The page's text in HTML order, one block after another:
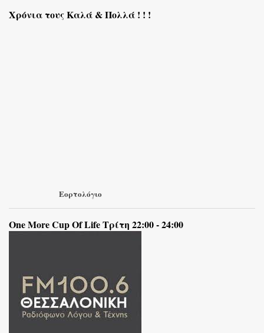
Χρόνια τους Καλά & Πολλά ! ! !
Εορτολόγιο
One More Cup Of Life Τρίτη 22:00 - 24:00